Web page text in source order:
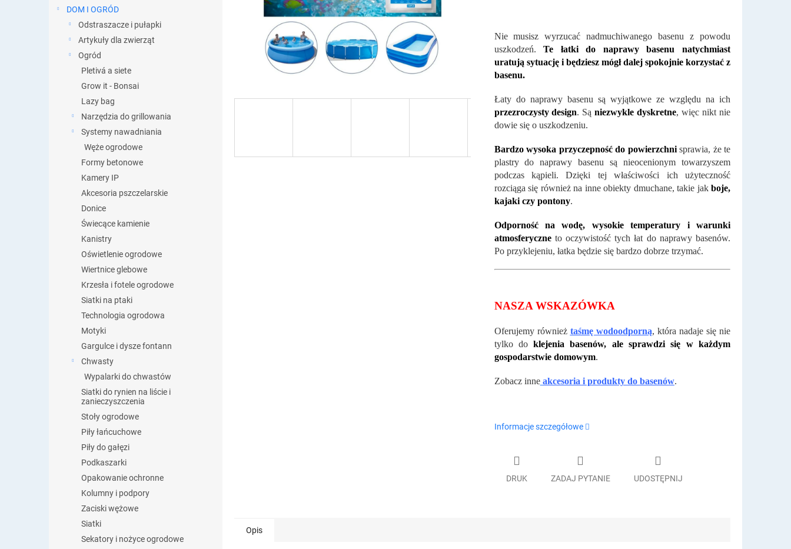
DOM I OGRÓD
Odstraszacze i pułapki
Artykuły dla zwierząt
Ogród
Pletivá a siete
Grow it - Bonsai
Lazy bag
Narzędzia do grillowania
Systemy nawadniania
Węże ogrodowe
Formy betonowe
Kamery IP
Akcesoria pszczelarskie
Donice
Świecące kamienie
Kanistry
Oświetlenie ogrodowe
Wiertnice glebowe
Krzesła i fotele ogrodowe
Siatki na ptaki
Technologia ogrodowa
Motyki
Gargulce i dysze fontann
Chwasty
Wypalarki do chwastów
Siatki do rynien na liście i
zanieczyszczenia
Stoły ogrodowe
Piły łańcuchowe
Piły do gałęzi
Podkaszarki
Opakowanie ochronne
Kolumny i podpory
Zaciski wężowe
Siatki
Sekatory i nożyce ogrodowe
Nie musisz wyrzucać nadmuchiwanego basenu z powodu
uszkodzeń.Te łatki do naprawy basenu natychmiast
uratują sytuację i będziesz mógł dalej spokojnie korzystać z
basenu.
Łaty do naprawy basenu są wyjątkowe ze względu na ich
przezroczysty design. Sąniezwykle dyskretne, więc nikt nie
dowie się o uszkodzeniu.
Bardzo wysoka przyczepność do powierzchni sprawia, że ​​te
plastry do naprawy basenu są nieocenionym towarzyszem
podczas kąpieli. Dzięki tej właściwości ich użyteczność
rozciąga się również na inne obiekty dmuchane, takie jak boje,
kajaki czy pontony.
Odporność na wodę, wysokie temperatury i warunki
atmosferyczneto oczywistość tych łat do naprawy basenów.
Po przyklejeniu, łatka będzie się bardzo dobrze trzymać.
NASZA WSKAZÓWKA
Oferujemy również taśmę wodoodporną, która nadaje się nie
tylko doklejenia basenów, ale sprawdzi się w każdym
gospodarstwie domowym.
Zobacz inne akcesoria i produkty do basenów.
Informacje szczegółowe
DRUK ZADAJ PYTANIE UDOSTĘPNIJ
Opis